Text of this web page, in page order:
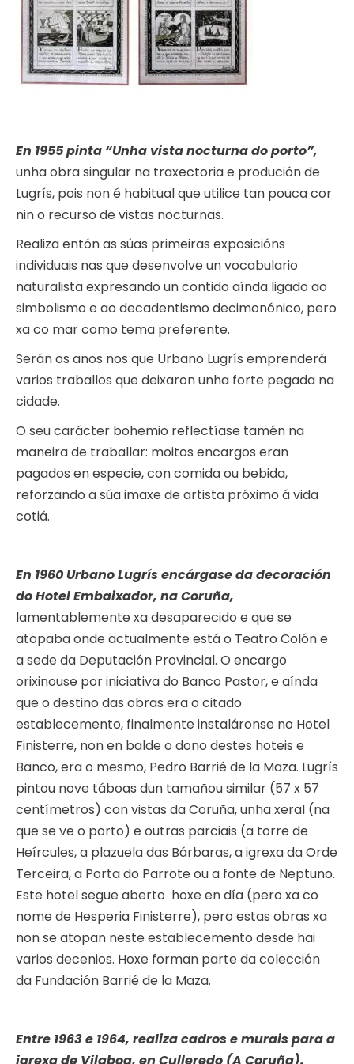
En 1955 pinta “Unha vista nocturna do porto”,
unha obra singular na traxectoria e produción de
Lugrís, pois non é habitual que utilice tan pouca cor
nin o recurso de vistas nocturnas.
Realiza entón as súas primeiras exposicións
individuais nas que desenvolve un vocabulario
naturalista expresando un contido aínda ligado ao
simbolismo e ao decadentismo decimonónico, pero
xa co mar como tema preferente.
Serán os anos nos que Urbano Lugrís emprenderá
varios traballos que deixaron unha forte pegada na
cidade.
O seu carácter bohemio reflectíase tamén na
maneira de traballar: moitos encargos eran
pagados en especie, con comida ou bebida,
reforzando a súa imaxe de artista próximo á vida
cotiá.
En 1960 Urbano Lugrís encárgase da decoración
do Hotel Embaixador, na Coruña,
lamentablemente xa desaparecido e que se
atopaba onde actualmente está o Teatro Colón e
a sede da Deputación Provincial. O encargo
orixinouse por iniciativa do Banco Pastor, e aínda
que o destino das obras era o citado
establecemento, finalmente instaláronse no Hotel
Finisterre, non en balde o dono destes hoteis e
Banco, era o mesmo, Pedro Barrié de la Maza. Lugrís
pintou nove táboas dun tamañou similar (57 x 57
centímetros) con vistas da Coruña, unha xeral (na
que se ve o porto) e outras parciais (a torre de
Heírcules, a plazuela das Bárbaras, a igrexa da Orde
Terceira, a Porta do Parrote ou a fonte de Neptuno.
Este hotel segue aberto hoxe en día (pero xa co
nome de Hesperia Finisterre), pero estas obras xa
non se atopan neste establecemento desde hai
varios decenios. Hoxe forman parte da colección
da Fundación Barrié de la Maza.
Entre 1963 e 1964, realiza cadros e murais para a